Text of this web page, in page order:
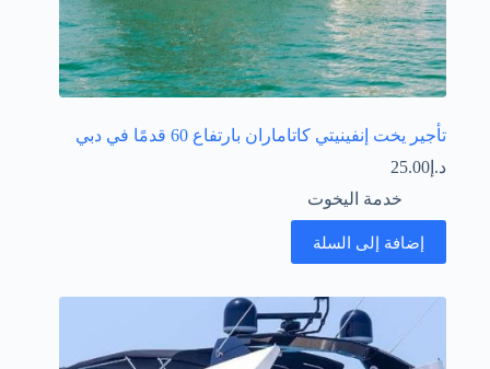
تأجير يخت إنفينيتي كاتاماران بارتفاع 60 قدمًا في دبي
د.إ 25.00
خدمة اليخوت
إضافة إلى السلة